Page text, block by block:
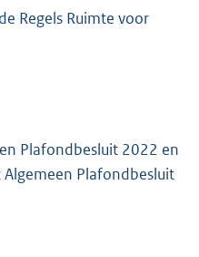
Regels Ruimte voor
Plafondbesluit 2022 en
Plafondbesluit